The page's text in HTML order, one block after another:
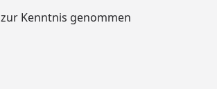
zur Kenntnis genommen